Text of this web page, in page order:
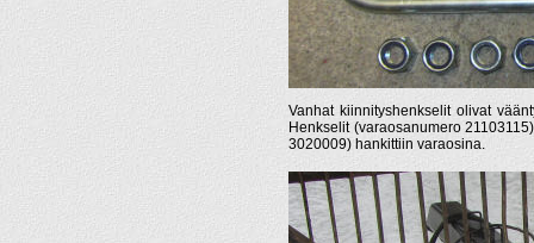
Vanhat kiinnityshenkselit olivat
Henkselit (varaosanumero
3020009) hankittiin varaosina.